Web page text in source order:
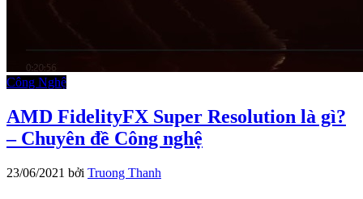
Công Nghệ
AMD FidelityFX Super Resolution là gì?
– Chuyên đề Công nghệ
23/06/2021 bởi Truong Thanh